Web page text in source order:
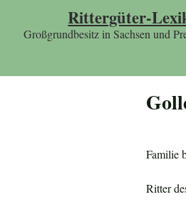
Rittergüter-
Großgrundbesitz in Sachsen und
Familie
Ritter